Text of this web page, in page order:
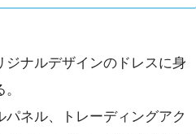
ナルデザインのドレスに身
ネル、トレーディングアク